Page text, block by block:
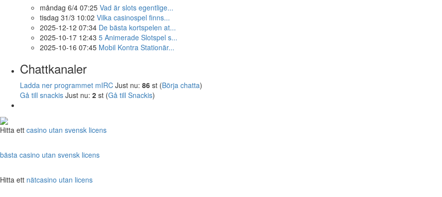
måndag 6/4 07:25 Vad är slots egentlige...
tisdag 31/3 10:02 Vilka casinospel finns...
2025-12-12 07:34 De bästa kortspelen at...
2025-10-17 12:43 5 Animerade Slotspel s...
2025-10-16 07:45 Mobil Kontra Stationär...
Chattkanaler
Ladda ner programmet mIRC Just nu: 86 st (Börja chatta)
Gå till snackis Just nu: 2 st (Gå till Snackis)
Hitta ett casino utan svensk licens
bästa casino utan svensk licens
Hitta ett nätcasino utan licens